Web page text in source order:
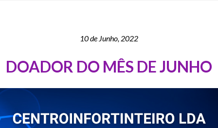
10 de Junho, 2022
DOADOR DO MÊS DE JUNHO